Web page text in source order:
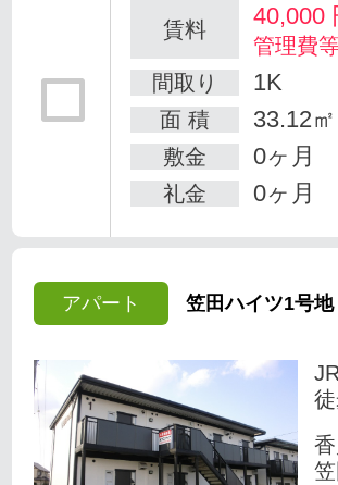
賃料 40,000
管理費
間取り
1K
面 積 33.12㎡
敷金 0ヶ月
礼金 0ヶ月
アパート 笠田ハイツ1号地